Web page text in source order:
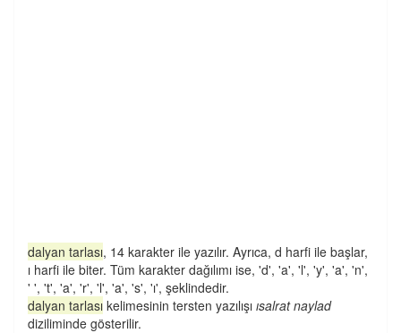
dalyan tarlası, 14 karakter ile yazılır. Ayrıca, d harfi ile başlar,
ı harfi ile biter. Tüm karakter dağılımı ise, 'd', 'a', 'l', 'y', 'a', 'n',
' ', 't', 'a', 'r', 'l', 'a', 's', 'ı', şeklindedir.
dalyan tarlası kelimesinin tersten yazılışı ısalrat naylad
diziliminde gösterilir.